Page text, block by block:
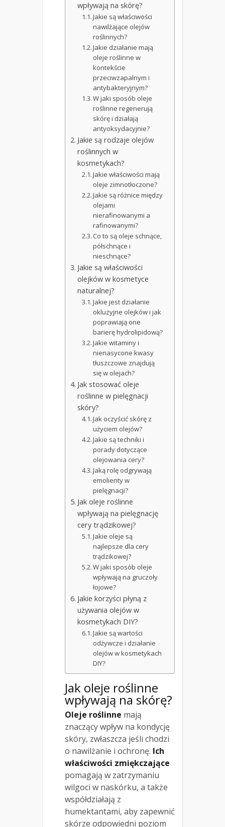
wpływają na skórę?
Jakie są właściwości
nawilżające olejów
roślinnych?
Jakie działanie mają
oleje roślinne w
kontekście
przeciwzapalnym i
antybakteryjnym?
W jaki sposób oleje
roślinne regenerują
skórę i działają
antyoksydacyjnie?
Jakie są rodzaje olejów
roślinnych w
kosmetykach?
Jakie właściwości mają
oleje zimnotłoczone?
Jakie są różnice między
olejami
nierafinowanymi a
rafinowanymi?
Co to są oleje schnące,
półschnące i
nieschnące?
Jakie są właściwości
olejków w kosmetyce
naturalnej?
Jakie jest działanie
okluzyjne olejków i jak
poprawiają one
barierę hydrolipidową?
Jakie witaminy i
nienasycone kwasy
tłuszczowe znajdują
się w olejach?
Jak stosować oleje
roślinne w pielęgnacji
skóry?
Jak oczyścić skórę z
użyciem olejów?
Jakie są techniki i
porady dotyczące
olejowania cery?
Jaką rolę odgrywają
emolienty w
pielęgnacji?
Jak oleje roślinne
wpływają na pielęgnację
cery trądzikowej?
Jakie oleje są
najlepsze dla cery
trądzikowej?
W jaki sposób oleje
wpływają na gruczoły
łojowe?
Jakie korzyści płyną z
używania olejów w
kosmetykach DIY?
Jakie są wartości
odżywcze i działanie
olejów w kosmetykach
DIY?
Jak oleje roślinne
wpływają na skórę?
Oleje roślinne mają
znaczący wpływ na kondycję
skóry, zwłaszcza jeśli chodzi
o nawilżanie i ochronę. Ich
właściwości zmiękczające
pomagają w zatrzymaniu
wilgoci w naskórku, a także
współdziałają z
humektantami, aby zapewnić
skórze odpowiedni poziom